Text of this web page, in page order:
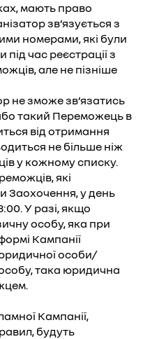
мають право
зв’язується з
номерами, які були
час реєстрації з
але не пізніше
не зможе зв’язатись
такий Переможець в
від отримання
не більше ніж
у кожному списку.
які
Заохочення, у день
У разі, якщо
особу, яка при
Кампанії
особи/
така юридична
Кампанії,
будуть